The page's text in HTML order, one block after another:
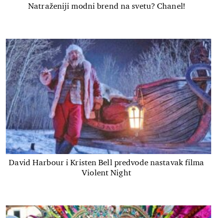
Natraženiji modni brend na svetu? Chanel!
David Harbour i Kristen Bell predvode nastavak filma
Violent Night